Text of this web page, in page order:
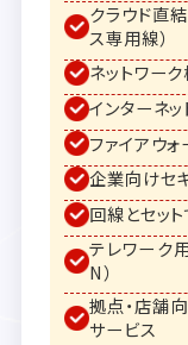
クラウド直
ス専用線）
ネットワー
インターネ
ファイアウ
企業向けセ
回線とセッ
テレワーク
N）
拠点・店舗
サービス